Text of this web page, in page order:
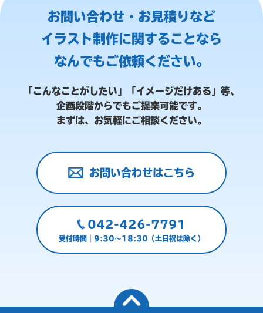
お問い合わせ・お見積りなど
イラスト制作に関することなら
なんでもご依頼ください。
「こんなことがしたい」「イメージだけある」等、
企画段階からでもご提案可能です。
まずは、お気軽にご相談ください。
お問い合わせはこちら
042-426-7791
受付時間｜9:30～18:30（土日祝は除く）